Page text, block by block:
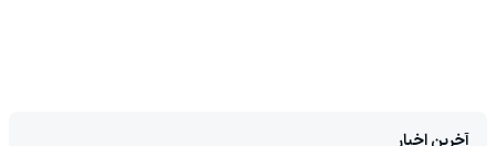
آخرین اخبار